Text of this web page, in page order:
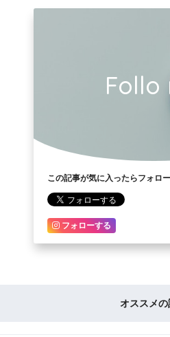
Follo
この記事が気に入ったらフォロ
フォローする
オススメの